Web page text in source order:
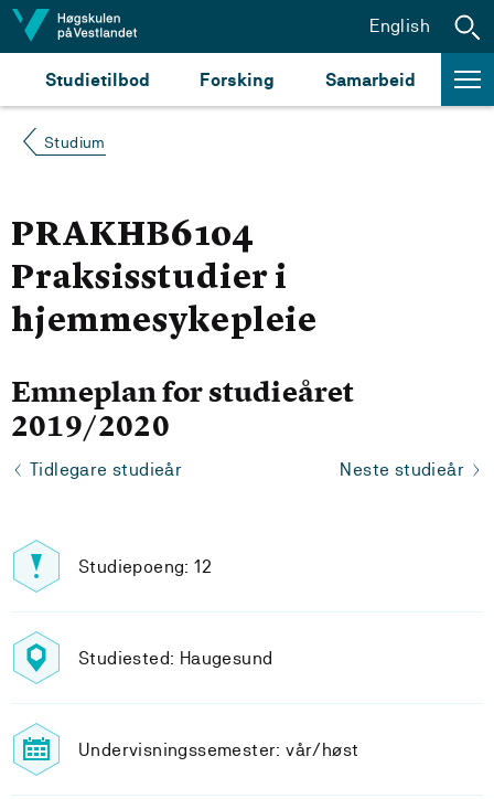
Hopp til innhald
Studietilbod Forsking Samarbeid
English
Studium
PRAKHB6104
Praksisstudier i
hjemmesykepleie
Emneplan for studieåret
2019/2020
Tidlegare studieår Neste studieår
Studiepoeng: 12
Studiested: Haugesund
Undervisningssemester: vår/høst